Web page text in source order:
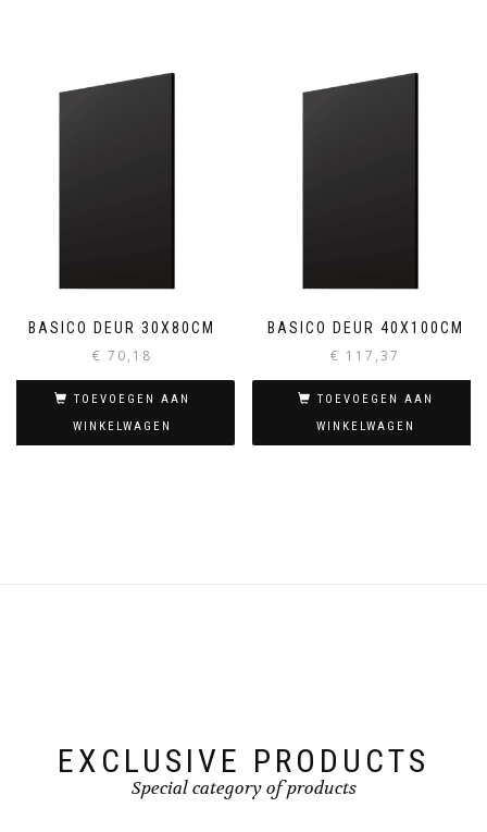
BASICO DEUR 30X80CM
€ 70,18
TOEVOEGEN AAN
WINKELWAGEN
BASICO DEUR 40X100CM
€ 117,37
TOEVOEGEN AAN
WINKELWAGEN
EXCLUSIVE PRODUCTS
Special category of products